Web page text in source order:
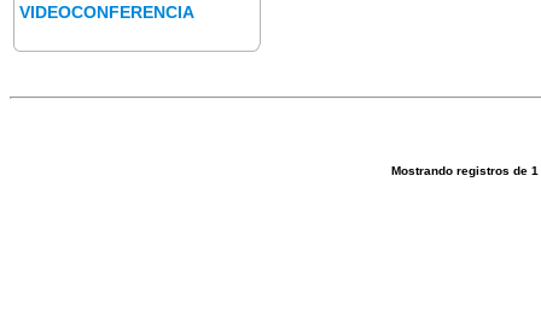
VIDEOCONFERENCIA
Mostrando registros de 1